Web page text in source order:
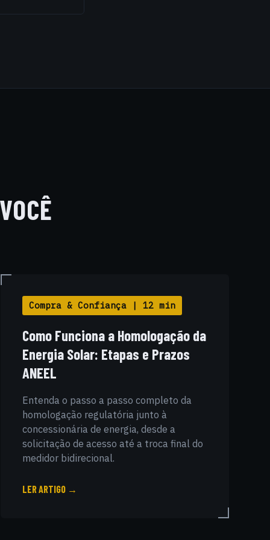
de
Compra & Confiança | 12 min
Como Funciona a Homologação da
Energia Solar: Etapas e Prazos
ANEEL
Entenda o passo a passo completo da
homologação regulatória junto à
concessionária de energia, desde a
solicitação de acesso até a troca final do
medidor bidirecional.
LER ARTIGO →